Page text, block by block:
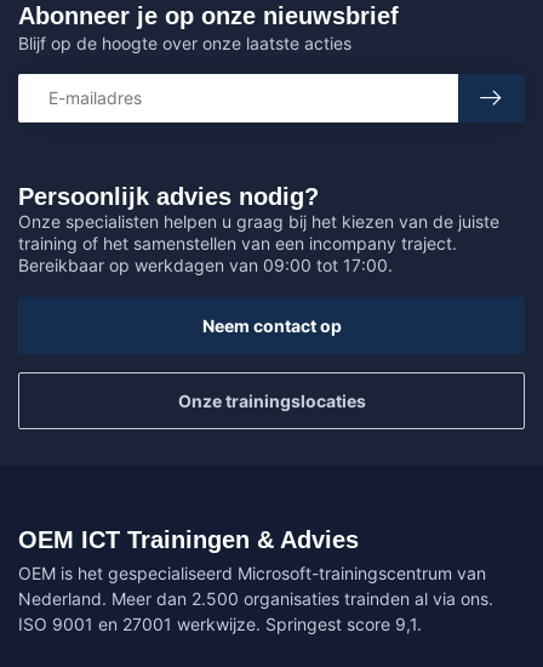
Persoonlijk advies nodig?
Onze specialisten helpen u graag bij het kiezen van de juiste
training of het samenstellen van een incompany traject.
Bereikbaar op werkdagen van 09:00 tot 17:00.
Neem contact op
Onze trainingslocaties
Abonneer je op onze nieuwsbrief
Blijf op de hoogte over onze laatste acties
OEM ICT Trainingen & Advies
OEM is het gespecialiseerd Microsoft-trainingscentrum van
Nederland. Meer dan 2.500 organisaties trainden al via ons.
ISO 9001 en 27001 werkwijze. Springest score 9,1.